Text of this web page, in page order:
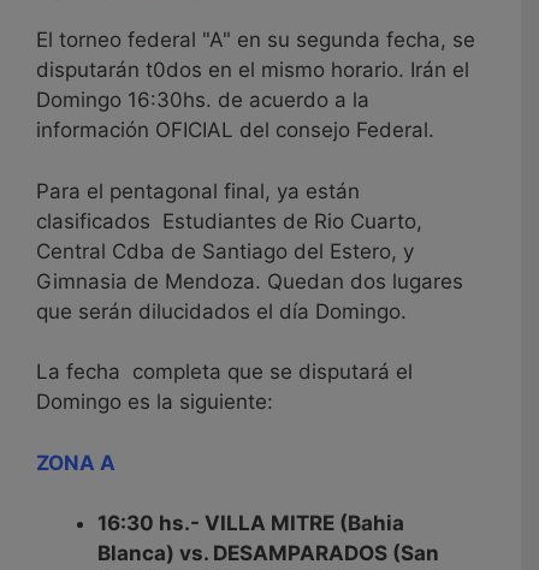
El torneo federal "A" en su segunda fecha, se
disputarán t0dos en el mismo horario. Irán el
Domingo 16:30hs. de acuerdo a la
información OFICIAL del consejo Federal.
Para el pentagonal final, ya están
clasificados Estudiantes de Rio Cuarto,
Central Cdba de Santiago del Estero, y
Gimnasia de Mendoza. Quedan dos lugares
que serán dilucidados el día Domingo.
La fecha completa que se disputará el
Domingo es la siguiente:
ZONA A
16:30 hs.- VILLA MITRE (Bahia
Blanca) vs. DESAMPARADOS (San